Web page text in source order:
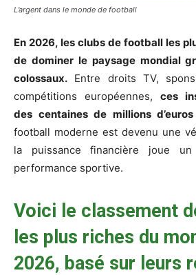
L’argent dans le monde de football
En 2026, les clubs de football les
de dominer le paysage mondial
colossaux. Entre droits TV,
compétitions européennes, ces
des centaines de millions
football moderne est devenu une
la puissance financière joue
performance sportive.
Voici le classement
les plus riches du
2026, basé sur leurs